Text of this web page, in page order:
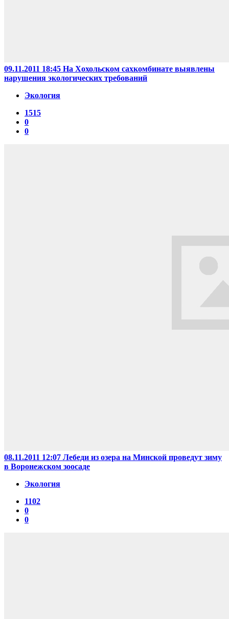
09.11.2011 18:45 На Хохольском сахкомбинате выявлены
нарушения экологических требований
Экология
1515
0
0
08.11.2011 12:07 Лебеди из озера на Минской проведут зиму
в Воронежском зоосаде
Экология
1102
0
0